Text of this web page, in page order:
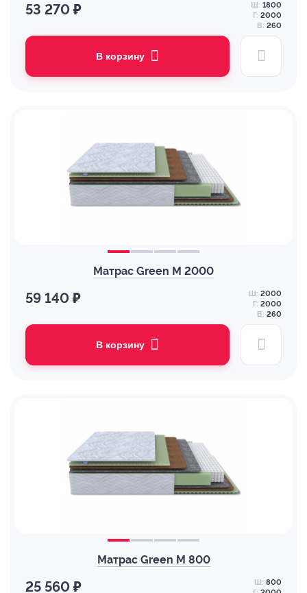
53 270 ₽ Ш: 1800
Г: 2000
В: 260
В корзину
Матрас Green M 2000
59 140 ₽ Ш: 2000
Г: 2000
В: 260
В корзину
Матрас Green M 800
25 560 ₽ Ш: 800